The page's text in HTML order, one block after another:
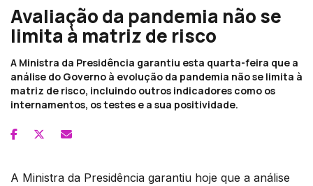
Avaliação da pandemia não se
limita à matriz de risco
A Ministra da Presidência garantiu esta quarta-feira que a
análise do Governo à evolução da pandemia não se limita à
matriz de risco, incluindo outros indicadores como os
internamentos, os testes e a sua positividade.
A Ministra da Presidência garantiu hoje que a análise